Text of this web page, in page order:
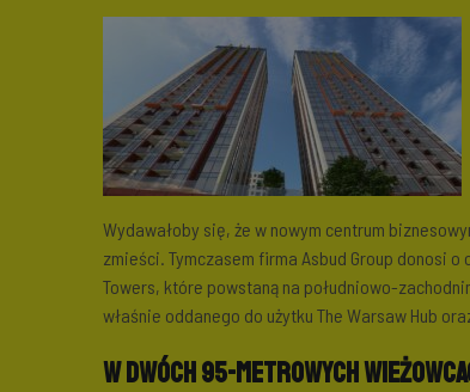
Wydawałoby się, że w nowym centrum
zmieści. Tymczasem firma Asbud Group donosi
Towers, które powstaną na południowo-
właśnie oddanego do użytku The Warsaw Hub
W dwóch 95-metrowych